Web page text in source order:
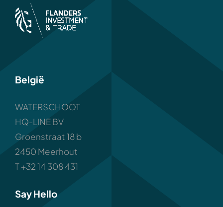
België
WATERSCHOOT
HQ-LINE BV
Groenstraat 18 b
2450 Meerhout
T +32 14 308 431
Say Hello